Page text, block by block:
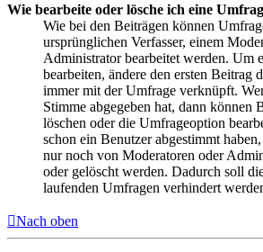
Wie bearbeite oder lösche ich eine
Wie bei den Beiträgen können
ursprünglichen Verfasser, einem
Administrator bearbeitet werden. Um
bearbeiten, ändere den ersten Beitrag
immer mit der Umfrage verknüpft.
Stimme abgegeben hat, dann können
löschen oder die Umfrageoption
schon ein Benutzer abgestimmt
nur noch von Moderatoren oder
oder gelöscht werden. Dadurch soll
laufenden Umfragen verhindert
Nach oben